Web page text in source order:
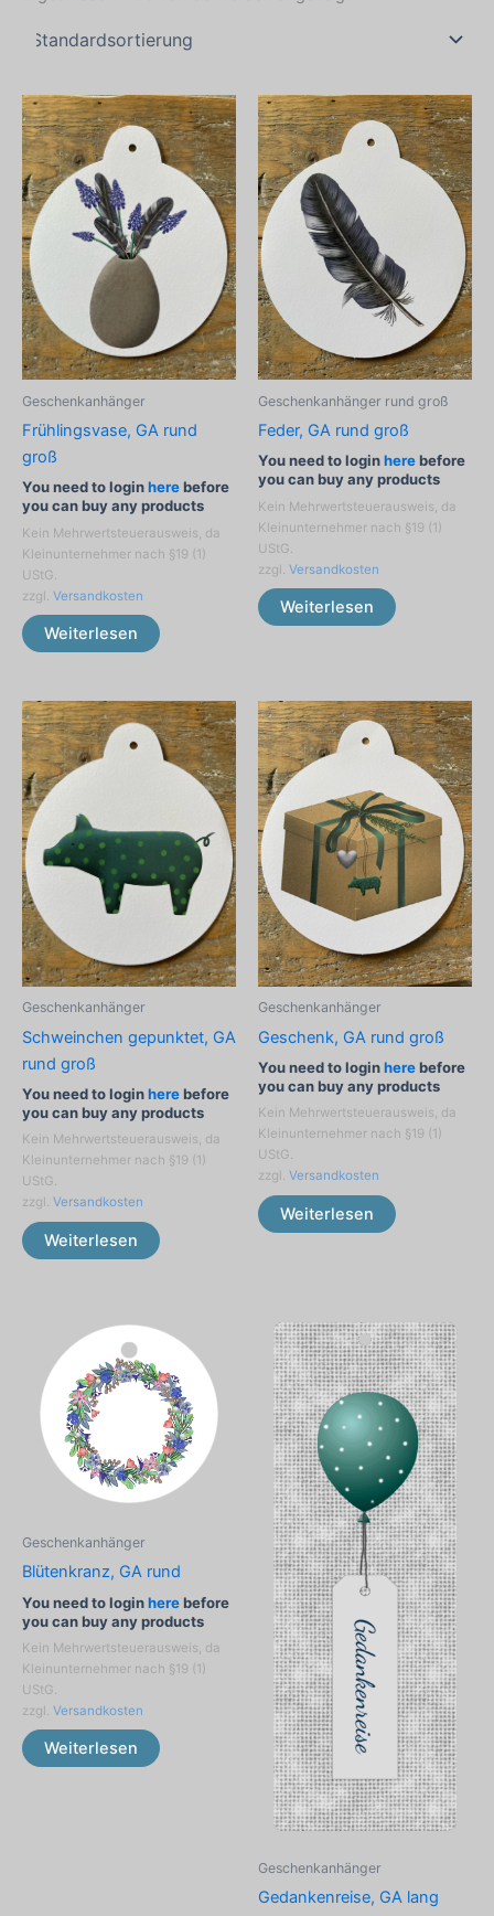
Geschenkanhänger
Frühlingsvase, GA rund
groß
You need to loginherebefore
you can buy any products
Kein Mehrwertsteuerausweis, da
Kleinunternehmer nach §19 (1)
UStG.
zzgl. Versandkosten
Weiterlesen
Geschenkanhänger rund groß
Feder, GA rund groß
You need to loginherebefore
you can buy any products
Kein Mehrwertsteuerausweis, da
Kleinunternehmer nach §19 (1)
UStG.
zzgl. Versandkosten
Weiterlesen
Geschenkanhänger
Schweinchen gepunktet, GA
rund groß
You need to loginherebefore
you can buy any products
Kein Mehrwertsteuerausweis, da
Kleinunternehmer nach §19 (1)
UStG.
zzgl. Versandkosten
Weiterlesen
Geschenkanhänger
Geschenk, GA rund groß
You need to loginherebefore
you can buy any products
Kein Mehrwertsteuerausweis, da
Kleinunternehmer nach §19 (1)
UStG.
zzgl. Versandkosten
Weiterlesen
Geschenkanhänger
Blütenkranz, GA rund
You need to loginherebefore
you can buy any products
Kein Mehrwertsteuerausweis, da
Kleinunternehmer nach §19 (1)
UStG.
zzgl. Versandkosten
Weiterlesen
Geschenkanhänger
Gedankenreise, GA lang